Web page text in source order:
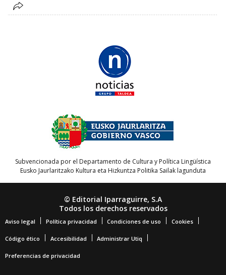
Subvencionada por el Departamento de Cultura y Política Lingüística
Eusko Jaurlaritzako Kultura eta Hizkuntza Politika Sailak lagunduta
© Editorial Iparraguirre, S.A
Todos los derechos reservados
Aviso legal Política privacidad Condiciones de uso Cookies
Código ético Accesibilidad Administrar Utiq
Preferencias de privacidad